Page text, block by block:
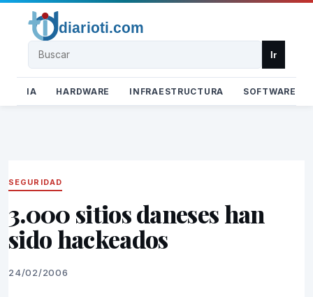
Buscar Ir
IA HARDWARE INFRAESTRUCTURA SOFTWARE
SEGURIDAD
3.000 sitios daneses han
sido hackeados
24/02/2006